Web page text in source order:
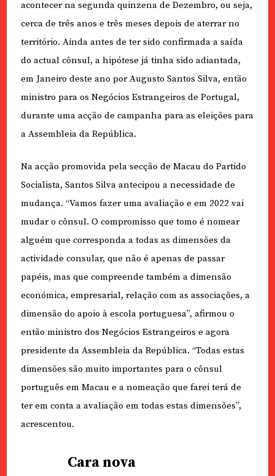
acontecer na segunda quinzena de Dezembro, ou seja,
cerca de três anos e três meses depois de aterrar no
território. Ainda antes de ter sido confirmada a saída
do actual cônsul, a hipótese já tinha sido adiantada,
em Janeiro deste ano por Augusto Santos Silva, então
ministro para os Negócios Estrangeiros de Portugal,
durante uma acção de campanha para as eleições para
a Assembleia da República.
Na acção promovida pela secção de Macau do Partido
Socialista, Santos Silva antecipou a necessidade de
mudança. “Vamos fazer uma avaliação e em 2022 vai
mudar o cônsul. O compromisso que tomo é nomear
alguém que corresponda a todas as dimensões da
actividade consular, que não é apenas de passar
papéis, mas que compreende também a dimensão
económica, empresarial, relação com as associações, a
dimensão do apoio à escola portuguesa”, afirmou o
então ministro dos Negócios Estrangeiros e agora
presidente da Assembleia da República. “Todas estas
dimensões são muito importantes para o cônsul
português em Macau e a nomeação que farei terá de
ter em conta a avaliação em todas estas dimensões”,
acrescentou.
Cara nova